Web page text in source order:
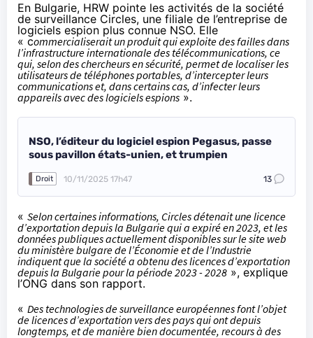
En Bulgarie, HRW pointe les activités de la société
de surveillance Circles, une filiale de l’entreprise de
logiciels espion plus connue NSO. Elle
« commercialiserait un produit qui exploite des failles dans
l’infrastructure internationale des télécommunications, ce
qui, selon des chercheurs en sécurité, permet de localiser les
utilisateurs de téléphones portables, d’intercepter leurs
communications et, dans certains cas, d’infecter leurs
appareils avec des logiciels espions ».
NSO, l’éditeur du logiciel espion Pegasus, passe
sous pavillon états-unien, et trumpien
Droit 10/11/2025 17h47 13
« Selon certaines informations, Circles détenait une licence
d’exportation depuis la Bulgarie qui a expiré en 2023, et les
données publiques actuellement disponibles sur le site web
du ministère bulgare de l’Économie et de l’Industrie
indiquent que la société a obtenu des licences d’exportation
depuis la Bulgarie pour la période 2023 - 2028 », explique
l’ONG dans son rapport.
« Des technologies de surveillance européennes font l’objet
de licences d’exportation vers des pays qui ont depuis
longtemps, et de manière bien documentée, recours à des